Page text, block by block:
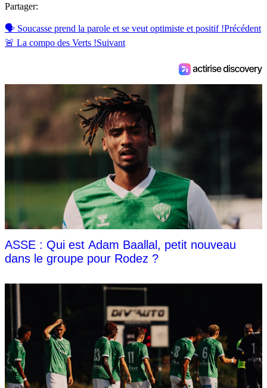
Partager:
🗣️ Soucasse prend la parole et se veut optimiste et positif !Précédent
🚨 La compo des Verts !Suivant
ASSE : Qui est Adam Baallal, petit nouveau
dans le groupe pour Rodez ?